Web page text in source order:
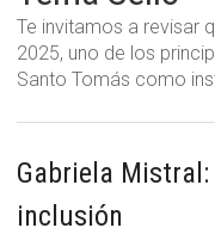
Colegios
Egresados
Postgrado
Libro 40 años
Te invitamos a revisar
2025, uno de los
Santo Tomás como
Gabriela
inclusión